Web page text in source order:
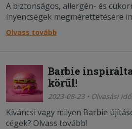
A biztonságos, allergén- és
ínyencségek megmérettetésére
kerül sor.
Olvass tovább
Barbie
körül!
2023-08-23 • Olvasási
Kíváncsi vagy milyen Barbie
cégek? Olvass tovább!